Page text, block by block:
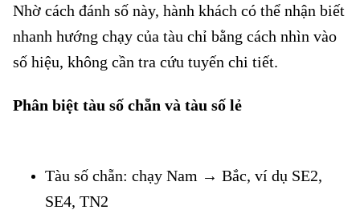
Nhờ cách đánh số này, hành khách có thể nhận biết
nhanh hướng chạy của tàu chỉ bằng cách nhìn vào
số hiệu, không cần tra cứu tuyến chi tiết.
Phân biệt tàu số chẵn và tàu số lẻ
Tàu số chẵn: chạy Nam → Bắc, ví dụ SE2,
SE4, TN2